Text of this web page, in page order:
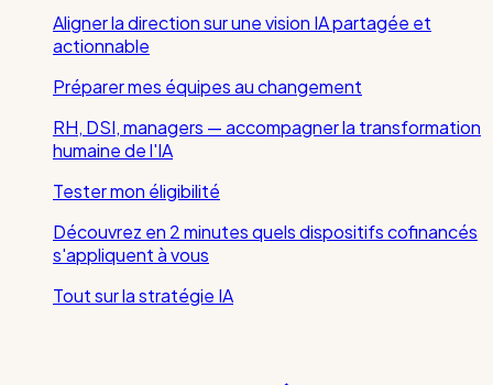
Aligner la direction sur une vision IA partagée et
actionnable
Préparer mes équipes au changement
RH, DSI, managers — accompagner la transformation
humaine de l'IA
Tester mon éligibilité
Découvrez en 2 minutes quels dispositifs cofinancés
s'appliquent à vous
Tout sur la stratégie IA